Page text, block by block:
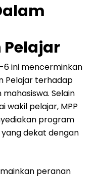
6 ini mencerminkan
Pelajar terhadap
Selain
wakil pelajar, MPP
program
dekat dengan
peranan